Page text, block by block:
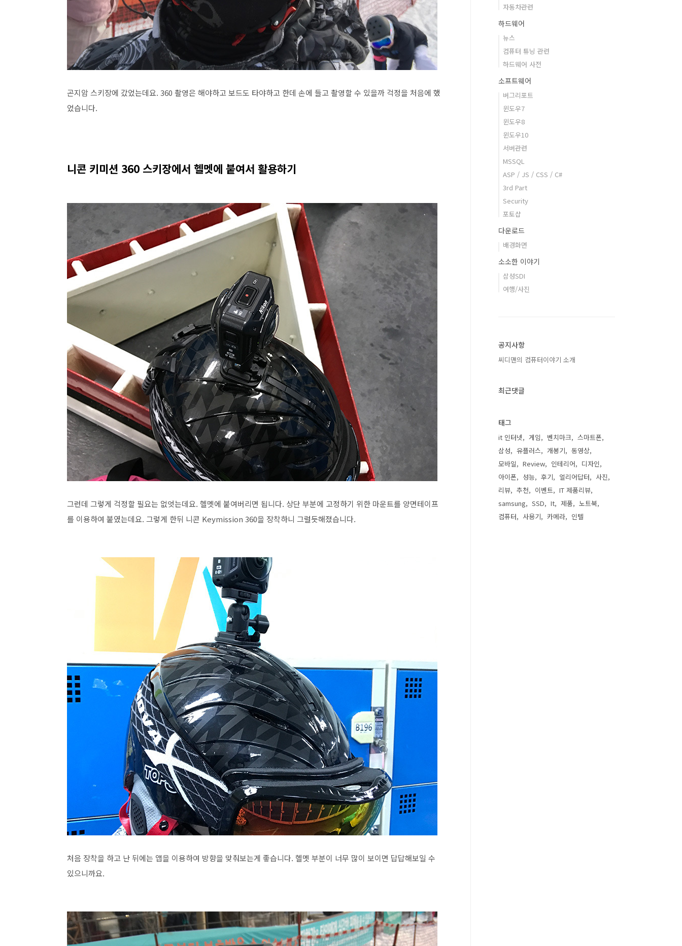
곤지암 스키장에 갔었는데요. 360 촬영은 해야하고 보드도 타야하고 한데 손에 들고 촬영할 수 있을까 걱정을 처음에 했
었습니다.
니콘 키미션 360 스키장에서 헬멧에 붙여서 활용하기
그런데 그렇게 걱정할 필요는 없엇는데요. 헬멧에 붙여버리면 됩니다. 상단 부분에 고정하기 위한 마운트를 양면테이프
를 이용하여 붙였는데요. 그렇게 한뒤 니콘 Keymission 360을 장착하니 그럴듯해졌습니다.
처음 장착을 하고 난 뒤에는 앱을 이용하여 방향을 맞춰보는게 좋습니다. 헬멧 부분이 너무 많이 보이면 답답해보일 수
있으니까요.
자동차관련
하드웨어
뉴스
컴퓨터 튜닝 관련
하드웨어 사전
소프트웨어
버그리포트
윈도우7
윈도우8
윈도우10
서버관련
MSSQL
ASP / JS / CSS / C#
3rd Part
Security
포토샵
다운로드
배경화면
소소한 이야기
삼성SDI
여행/사진
공지사항
씨디맨의 컴퓨터이야기 소개
최근댓글
태그
it 인터넷 게임 벤치마크
스마트폰
삼성
유플러스 개봉기
동영상
모바일
Review 인테리어
디자인
아이폰
성능 후기 얼리어답터
사진
리뷰
추천 이벤트
IT 제품리뷰
samsung
SSD It 제품
노트북
컴퓨터
사용기 카메라 인텔